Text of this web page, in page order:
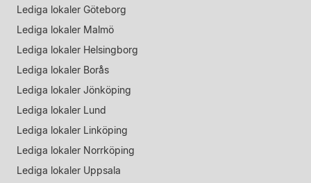
Lediga lokaler Göteborg
Lediga lokaler Malmö
Lediga lokaler Helsingborg
Lediga lokaler Borås
Lediga lokaler Jönköping
Lediga lokaler Lund
Lediga lokaler Linköping
Lediga lokaler Norrköping
Lediga lokaler Uppsala